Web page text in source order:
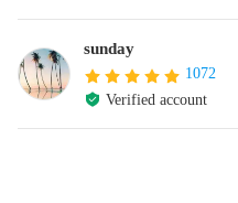
sunday
1072
Verified account